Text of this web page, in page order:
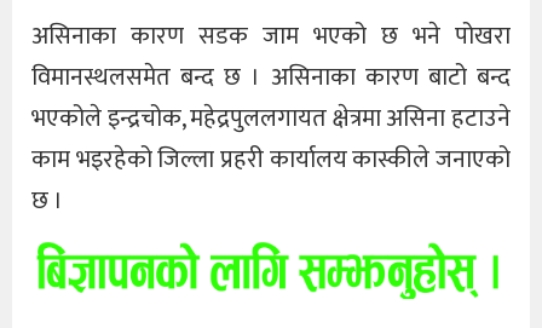
असिनाका कारण सडक जाम भएको छ भने पोखरा
विमानस्थलसमेत बन्द छ । असिनाका कारण बाटो बन्द
भएकोले इन्द्रचोक, महेद्रपुललगायत क्षेत्रमा असिना हटाउने
काम भइरहेको जिल्ला प्रहरी कार्यालय कास्कीले जनाएको
छ ।